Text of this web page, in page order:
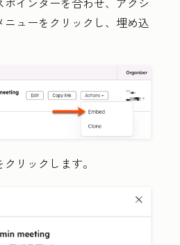
ューをクリックし、 埋め込
クリックします。